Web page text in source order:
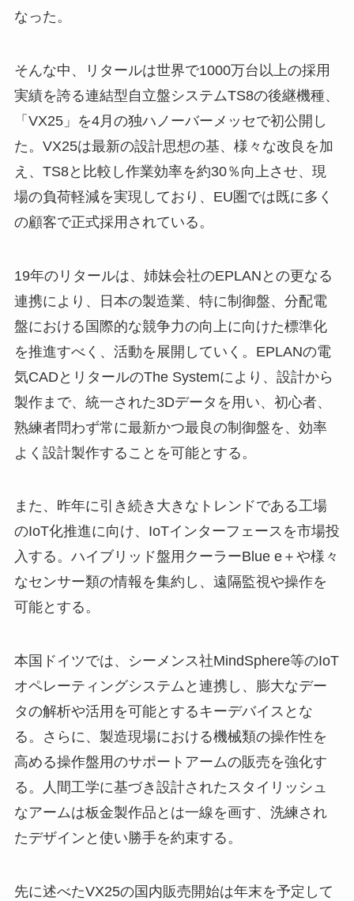
なった。
そんな中、リタールは世界で1000万台以上の採用
実績を誇る連結型自立盤システムTS8の後継機種、
「VX25」を4月の独ハノーバーメッセで初公開し
た。VX25は最新の設計思想の基、様々な改良を加
え、TS8と比較し作業効率を約30％向上させ、現
場の負荷軽減を実現しており、EU圏では既に多く
の顧客で正式採用されている。
19年のリタールは、姉妹会社のEPLANとの更なる
連携により、日本の製造業、特に制御盤、分配電
盤における国際的な競争力の向上に向けた標準化
を推進すべく、活動を展開していく。EPLANの電
気CADとリタールのThe Systemにより、設計から
製作まで、統一された3Dデータを用い、初心者、
熟練者問わず常に最新かつ最良の制御盤を、効率
よく設計製作することを可能とする。
また、昨年に引き続き大きなトレンドである工場
のIoT化推進に向け、IoTインターフェースを市場投
入する。ハイブリッド盤用クーラーBlue e＋や様々
なセンサー類の情報を集約し、遠隔監視や操作を
可能とする。
本国ドイツでは、シーメンス社MindSphere等のIoT
オペレーティングシステムと連携し、膨大なデー
タの解析や活用を可能とするキーデバイスとな
る。さらに、製造現場における機械類の操作性を
高める操作盤用のサポートアームの販売を強化す
る。人間工学に基づき設計されたスタイリッシュ
なアームは板金製作品とは一線を画す、洗練され
たデザインと使い勝手を約束する。
先に述べたVX25の国内販売開始は年末を予定して